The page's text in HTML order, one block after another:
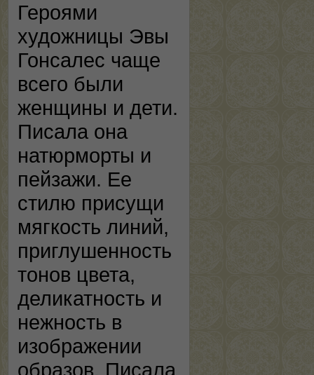
Героями
художницы Эвы
Гонсалес чаще
всего были
женщины и дети.
Писала она
натюрморты и
пейзажи. Ее
стилю присущи
мягкость линий,
приглушенность
тонов цвета,
деликатность и
нежность в
изображении
образов. Писала